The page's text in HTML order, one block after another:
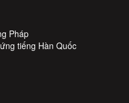
Pháp
tiếng Hàn Quốc